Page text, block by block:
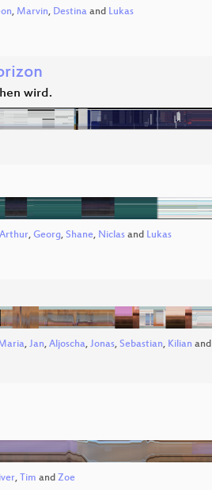
, Marvin, Destina and Lukas
wird.
Arthur, Georg, Shane, Niclas and Lukas
, Jan, Aljoscha, Jonas, Sebastian, Kilian and
, Tim and Zoe